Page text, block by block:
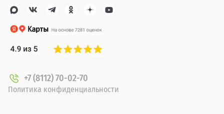
+7 (8112) 70-02-70
Политика конфиденциальности